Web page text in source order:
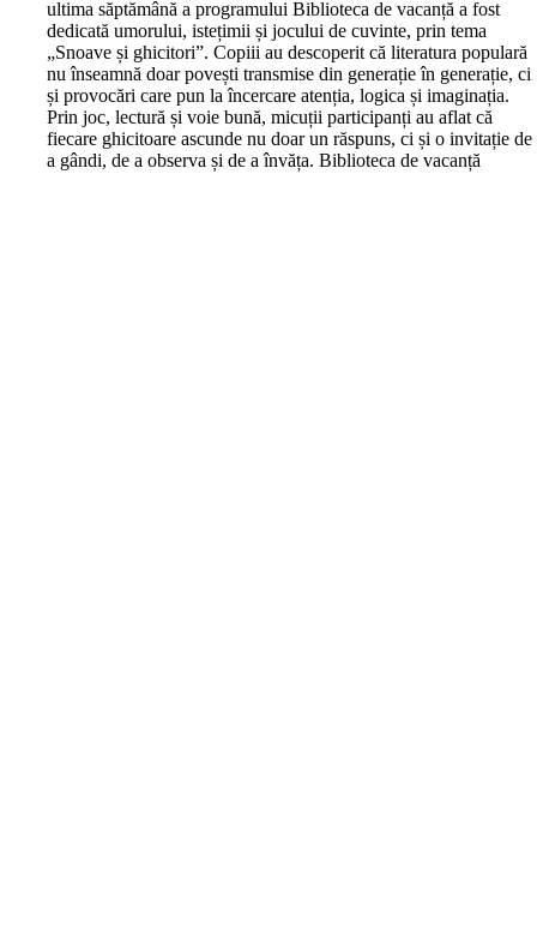
ultima săptămână a programului Biblioteca de vacanță a fost
dedicată umorului, istețimii și jocului de cuvinte, prin tema
„Snoave și ghicitori”. Copiii au descoperit că literatura populară
nu înseamnă doar povești transmise din generație în generație, ci
și provocări care pun la încercare atenția, logica și imaginația.
Prin joc, lectură și voie bună, micuții participanți au aflat că
fiecare ghicitoare ascunde nu doar un răspuns, ci și o invitație de
a gândi, de a observa și de a învăța. Biblioteca de vacanță